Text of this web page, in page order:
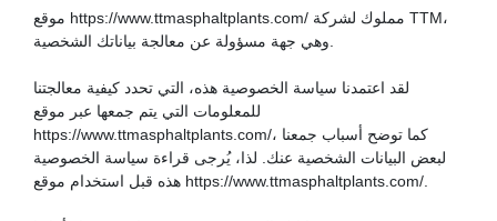
موقع https://www.ttmasphaltplants.com/ مملوك لشركة TTM،
لقد اعتمدنا سياسة الخصوصية هذه، التي تحدد كيفية معالجتنا
للمعلومات التي يتم جمعها عبر موقع
https://www.ttmasphaltplants.com/، كما توضح أسباب جمعنا
لبعض البيانات الشخصية عنك. لذا، يُرجى قراءة سياسة الخصوصية
هذه قبل استخدام موقع https://www.ttmasphaltplants.com/.